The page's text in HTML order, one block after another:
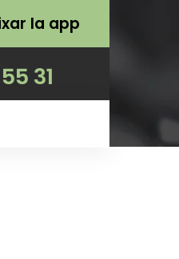
la app
31